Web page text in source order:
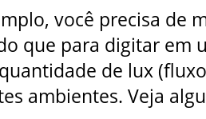
você precisa de
que para digitar em
de lux
ambientes. Veja